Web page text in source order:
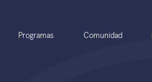
Programas Comunidad